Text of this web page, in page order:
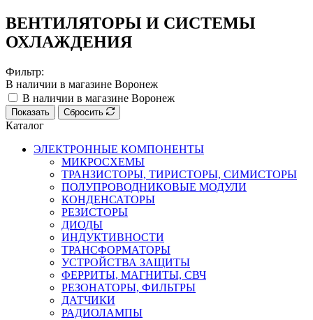
ВЕНТИЛЯТОРЫ И СИСТЕМЫ
ОХЛАЖДЕНИЯ
Фильтр:
В наличии в магазине Воронеж
В наличии в магазине Воронеж
Показать Сбросить
Каталог
ЭЛЕКТРОННЫЕ КОМПОНЕНТЫ
МИКРОСХЕМЫ
ТРАНЗИСТОРЫ, ТИРИСТОРЫ, СИМИСТОРЫ
ПОЛУПРОВОДНИКОВЫЕ МОДУЛИ
КОНДЕНСАТОРЫ
РЕЗИСТОРЫ
ДИОДЫ
ИНДУКТИВНОСТИ
ТРАНСФОРМАТОРЫ
УСТРОЙСТВА ЗАЩИТЫ
ФЕРРИТЫ, МАГНИТЫ, СВЧ
РЕЗОНАТОРЫ, ФИЛЬТРЫ
ДАТЧИКИ
РАДИОЛАМПЫ